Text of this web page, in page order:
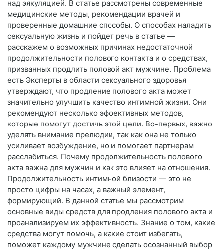
над эякуляцией. В статье рассмотрены современные
медицинские методы, рекомендации врачей и
проверенные домашние способы. О способах наладить
сексуальную жизнь и пойдет речь в статье —
расскажем о возможных причинах недостаточной
продолжительности полового контакта и о средствах,
призванных продлить половой акт мужчине. Проблема
есть Эксперты в области сексуального здоровья
утверждают, что продление полового акта может
значительно улучшить качество интимной жизни. Они
рекомендуют несколько эффективных методов,
которые помогут достичь этой цели. Во-первых, важно
уделять внимание прелюдии, так как она не только
усиливает возбуждение, но и помогает партнерам
расслабиться. Почему продолжительность полового
акта важна для мужчин и как это влияет на отношения.
Продолжительность интимной близости — это не
просто цифры на часах, а важный элемент,
формирующий. В данной статье мы рассмотрим
основные виды средств для продления полового акта и
проанализируем их эффективность. Знание о том, какие
средства могут помочь, а какие стоит избегать,
поможет каждому мужчине сделать осознанный выбор